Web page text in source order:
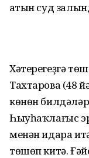
Ҡатын суд
Хәтерегеҙгә
Тахтарова (48
көнөн
Һыуһаҡлағыс
менән идара
төшөп китә.